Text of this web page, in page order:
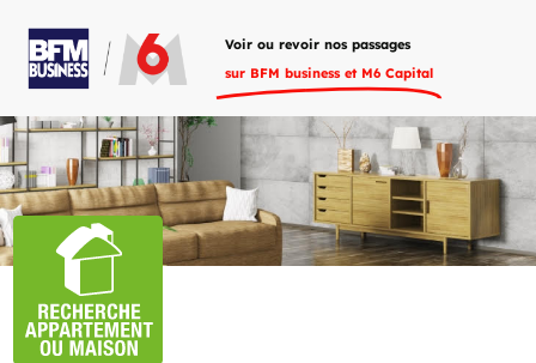
Voir ou revoir nos passages
sur BFM business et M6 Capital